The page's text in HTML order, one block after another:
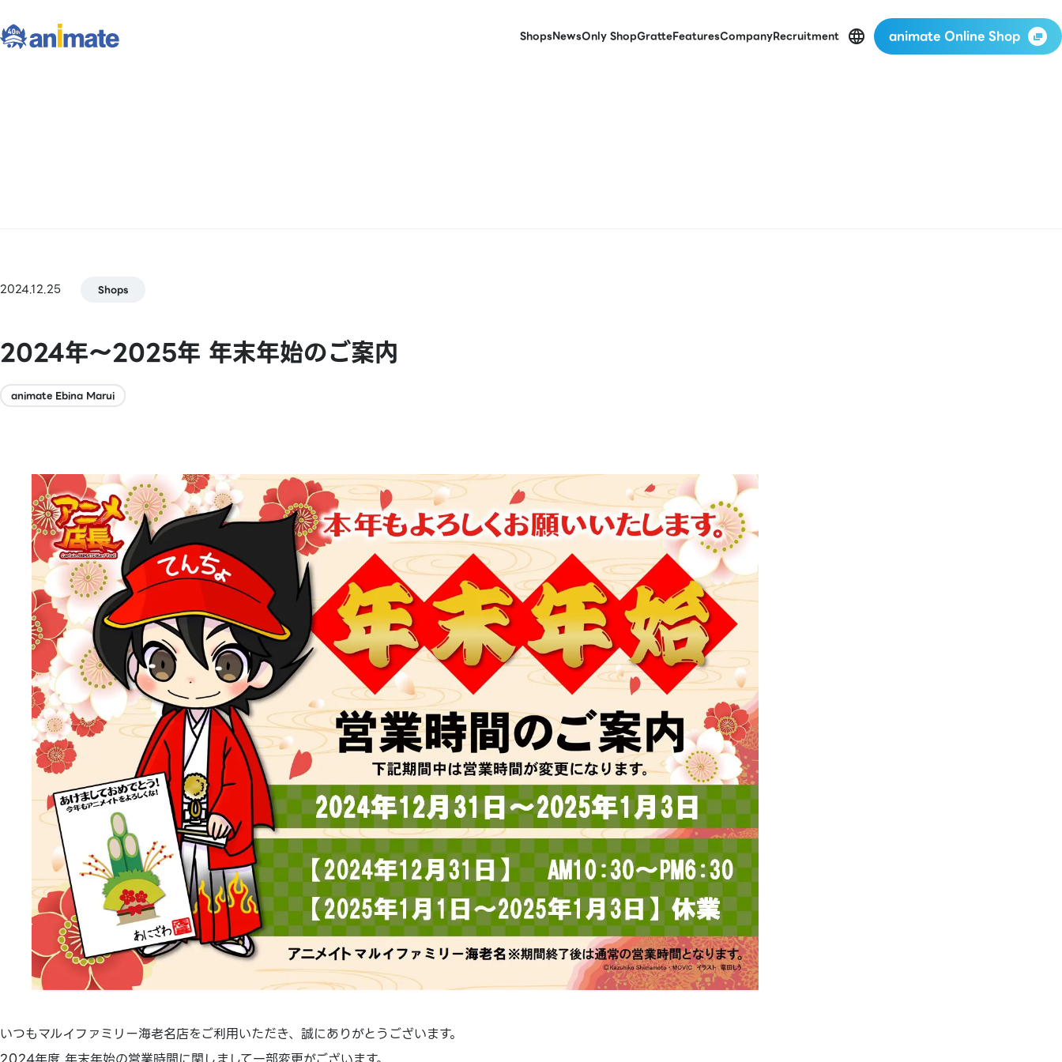
ShopsNewsOnly ShopGratteFeaturesCompanyRecruitment animate Online Shop
2024.12.25 Shops
2024年～2025年 年末年始のご案内
animate Ebina Marui
いつもマルイファミリー海老名店をご利用いただき、誠にありがとうございます。